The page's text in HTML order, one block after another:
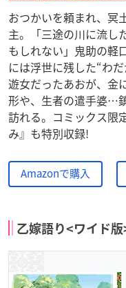
おつかいを頼まれ、冥
主。「三途の川に流し
もしれない」鬼助の軽
には浮世に残した“わ
遊女だったあおが、金
形や、生者の遣手婆…
訪れる。コミックス限
み』も特別収録!
Amazonで購入
乙嫁語り<ワイド版